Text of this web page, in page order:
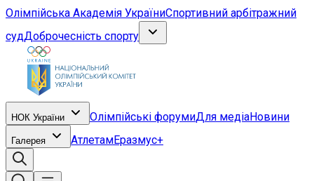
Олімпійська Академія УкраїниСпортивний арбітражний
судДоброчесність спорту
НОК України Олімпійські форумиДля медіаНовини
Галерея АтлетамЕразмус+